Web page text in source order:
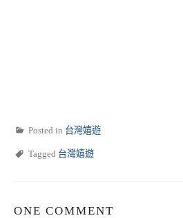
Posted in 台灣嬉遊
Tagged 台灣嬉遊
ONE COMMENT